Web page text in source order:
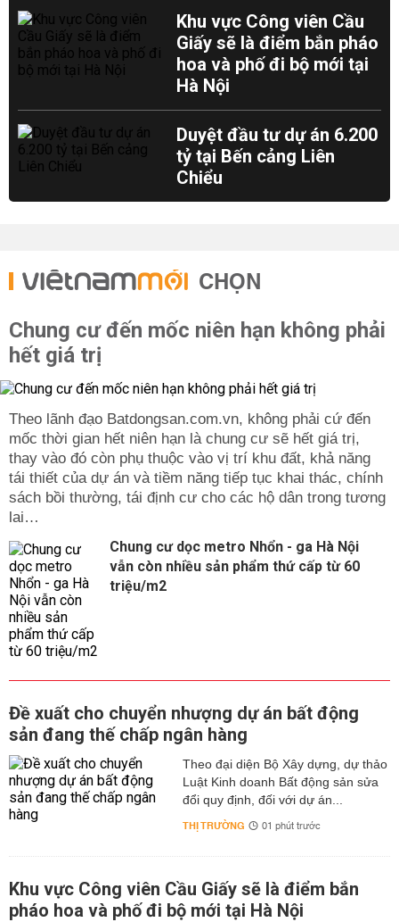
Khu vực Công viên Cầu
Giấy sẽ là điểm bắn pháo
hoa và phố đi bộ mới tại
Hà Nội
Duyệt đầu tư dự án 6.200
tỷ tại Bến cảng Liên
Chiểu
CHỌN
Chung cư đến mốc niên hạn không phải
hết giá trị
Theo lãnh đạo Batdongsan.com.vn, không phải cứ đến
mốc thời gian hết niên hạn là chung cư sẽ hết giá trị,
thay vào đó còn phụ thuộc vào vị trí khu đất, khả năng
tái thiết của dự án và tiềm năng tiếp tục khai thác, chính
sách bồi thường, tái định cư cho các hộ dân trong tương
lai…
Chung cư dọc metro Nhổn - ga Hà Nội
vẫn còn nhiều sản phẩm thứ cấp từ 60
triệu/m2
Đề xuất cho chuyển nhượng dự án bất động
sản đang thế chấp ngân hàng
Theo đại diện Bộ Xây dựng, dự thảo
Luật Kinh doanh Bất động sản sửa
đổi quy định, đối với dự án...
THỊ TRƯỜNG 01 phút trước
Khu vực Công viên Cầu Giấy sẽ là điểm bắn
pháo hoa và phố đi bộ mới tại Hà Nội